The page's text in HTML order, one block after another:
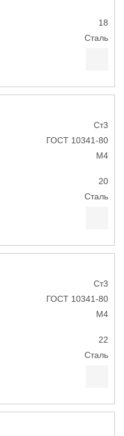
18
Сталь
Ст3
ГОСТ 10341-80
М4
20
Сталь
Ст3
ГОСТ 10341-80
М4
22
Сталь